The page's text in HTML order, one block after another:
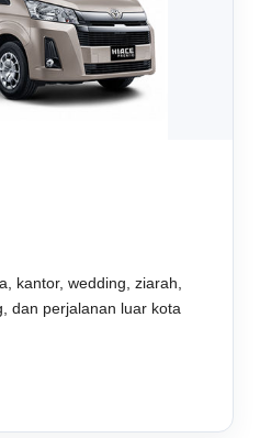
kantor, wedding, ziarah,
dan perjalanan luar kota